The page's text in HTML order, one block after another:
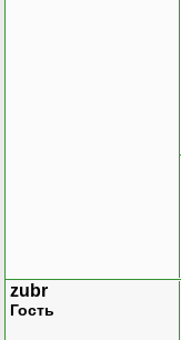
zubr
Гость